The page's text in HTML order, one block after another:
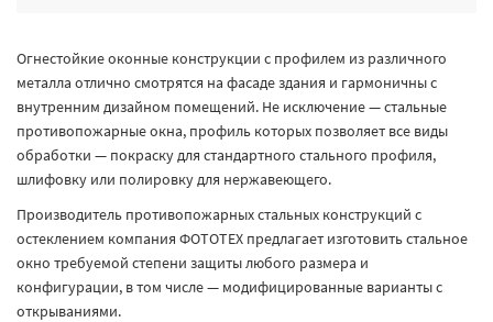
Огнестойкие оконные конструкции с профилем из различного
металла отлично смотрятся на фасаде здания и гармоничны с
внутренним дизайном помещений. Не исключение — стальные
противопожарные окна, профиль которых позволяет все виды
обработки — покраску для стандартного стального профиля,
шлифовку или полировку для нержавеющего.
Производитель противопожарных стальных конструкций с
остеклением компания ФОТОТЕХ предлагает изготовить стальное
окно требуемой степени защиты любого размера и
конфигурации, в том числе — модифицированные варианты с
открываниями.